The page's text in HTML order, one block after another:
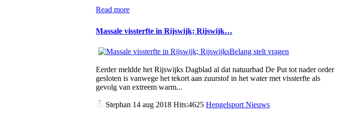
Read more
Massale vissterfte in Rijswijk; Rijswijk…
Eerder meldde het Rijswijks Dagblad al dat natuurbad De Put tot nader order
gesloten is vanwege het tekort aan zuurstof in het water met vissterfte als
gevolg van extreem warm...
Stephan 14 aug 2018 Hits:4625 Hengelsport Nieuws